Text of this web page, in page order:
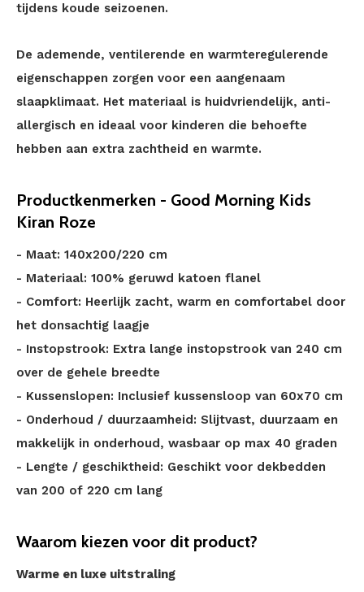
tijdens koude seizoenen.
De ademende, ventilerende en warmteregulerende
eigenschappen zorgen voor een aangenaam
slaapklimaat. Het materiaal is huidvriendelijk, anti-
allergisch en ideaal voor kinderen die behoefte
hebben aan extra zachtheid en warmte.
Productkenmerken - Good Morning Kids
Kiran Roze
- Maat: 140x200/220 cm
- Materiaal: 100% geruwd katoen flanel
- Comfort: Heerlijk zacht, warm en comfortabel door
het donsachtig laagje
- Instopstrook: Extra lange instopstrook van 240 cm
over de gehele breedte
- Kussenslopen: Inclusief kussensloop van 60x70 cm
- Onderhoud / duurzaamheid: Slijtvast, duurzaam en
makkelijk in onderhoud, wasbaar op max 40 graden
- Lengte / geschiktheid: Geschikt voor dekbedden
van 200 of 220 cm lang
Waarom kiezen voor dit product?
Warme en luxe uitstraling